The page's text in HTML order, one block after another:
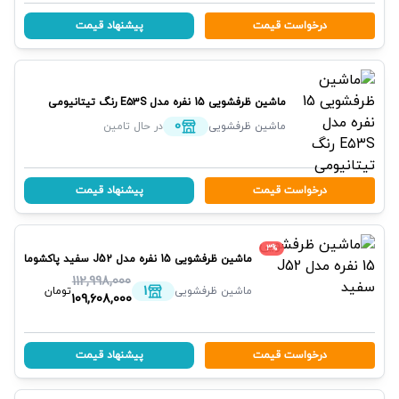
درخواست قیمت پیشنهاد قیمت
ماشین ظرفشویی 15 نفره مدل E۵۳S رنگ تیتانیومی
پاکشوما
ماشین ظرفشویی 0 در حال تامین
درخواست قیمت پیشنهاد قیمت
3%
ماشین ظرفشویی 15 نفره مدل J52 سفید پاکشوما
ماشین ظرفشویی 1
112,998,000
109,608,000تومان
درخواست قیمت پیشنهاد قیمت